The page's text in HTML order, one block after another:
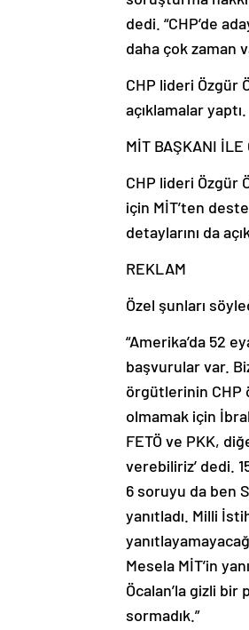
dedi. “CHP’de
daha çok zaman
CHP lideri Özgür
açıklamalar yaptı.
MİT BAŞKANI İLE
CHP lideri Özgür
için MİT’ten
detaylarını da
REKLAM
Özel şunları
“Amerika’da 52
başvurular var.
örgütlerinin CHP
olmamak için
FETÖ ve PKK,
verebiliriz’ dedi.
6 soruyu da ben
yanıtladı. Milli
Mesela MİT’in
Öcalan’la gizli bir
sormadık.”